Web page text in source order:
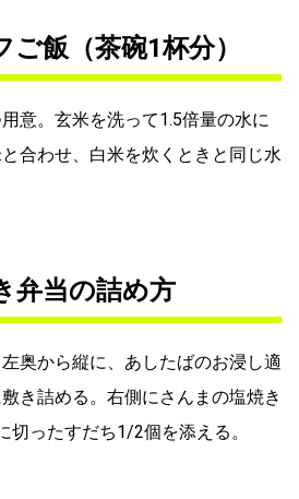
飯（茶碗1杯分）
意。玄米を洗って1.5倍量の水に
合わせ、白米を炊くときと同じ水
弁当の詰め方
奥から縦に、あしたばのお浸し適
き詰める。右側にさんまの塩焼き
切ったすだち1/2個を添える。